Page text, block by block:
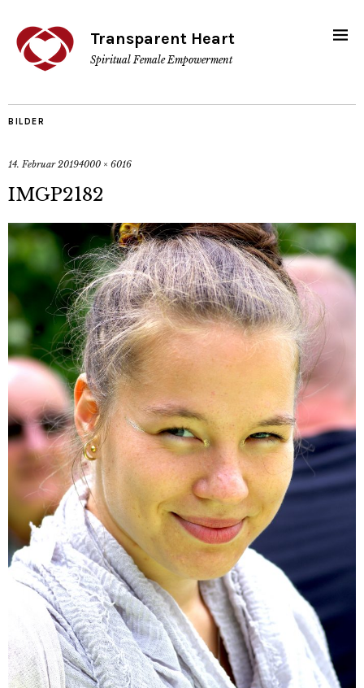
Transparent Heart
Spiritual Female Empowerment
BILDER
14. Februar 20194000 × 6016
IMGP2182